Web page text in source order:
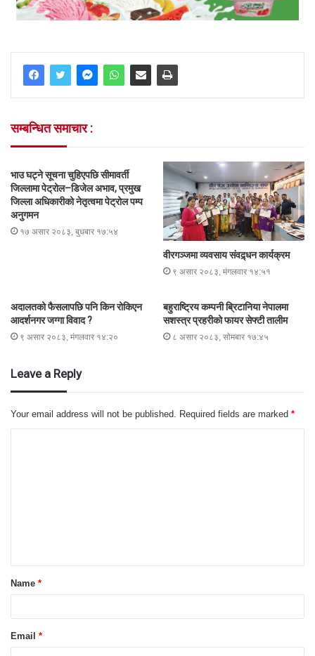
सम्बन्धित समाचार :
भाउ घट्ने सूचना चुहिएपछि सीमावर्ती
जिल्लामा पेट्रोल–डिजेल अभाव, प्रमुख
जिल्ला अधिकारीको नेतृत्वमा पेट्रोल पम्प
अनुगमन
१७ असार २०८३, बुधबार १७:५४
वीरगञ्जमा व्यवसाय संवद्र्धन कार्यक्रम
९ असार २०८३, मंगलवार १४:५१
अदालतको फैसलापछि पनि किन रोकिएन
आदर्शनगर जग्गा विवाद ?
९ असार २०८३, मंगलवार १४:२०
बहुराष्ट्रिय कम्पनी ब्रिटानिया नेपालमा
सशस्त्र प्रहरीको फायर सेफ्टी तालीम
८ असार २०८३, सोमबार १७:४५
Leave a Reply
Your email address will not be published. Required fields are marked *
t
*
Name *
Email *